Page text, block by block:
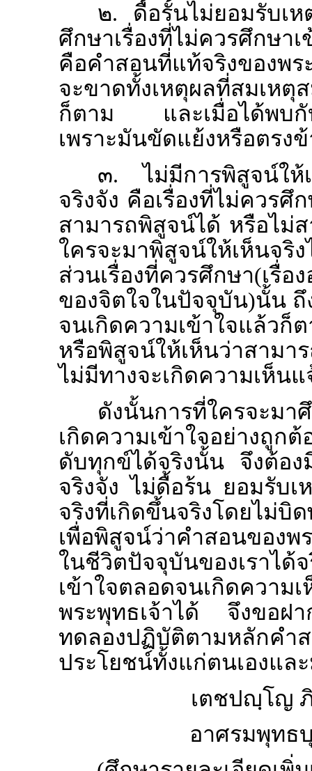
๒. ดื้อรั้นไม่ยอมรับเ
ศึกษาเรื่องที่ไม่ควรศึกษา
คือคำสอนที่แท้จริงของพ
จะขาดทั้งเหตุผลที่สมเ
ก็ตาม และเมื่อได้พบกับ
เพราะมันขัดแย้งหรือตรง
๓. ไม่มีการพิสูจน์ให้
จริงจัง คือเรื่องที่ไม่ควรศึ
สามารถพิสูจน์ได้ หรือไม่
ใครจะมาพิสูจน์ให้เห็นจริ
ส่วนเรื่องที่ควรศึกษา(เรื่
ของจิตใจในปัจจุบัน)นั้น
จนเกิดความเข้าใจแล้ว
หรือพิสูจน์ให้เห็นว่าสาม
ไม่มีทางจะเกิดความเห็นแ
ดังนั้นการที่ใครจะมา
เกิดความเข้าใจอย่างถูก
ดับทุกข์ได้จริงนั้น จึงต้อง
จริงจัง ไม่ดื้อร้น ยอมรับ
จริงที่เกิดขึ้นจริงโดยไม่
เพื่อพิสูจน์ว่าคำสอนของพ
ในชีวิตปัจจุบันของเราได้
เข้าใจตลอดจนเกิดความ
พระพุทธเจ้าได้ จึงขอฝ
ทดลองปฏิบัติตามหลักคำ
ประโยชน์ทั้งแก่ตนเองแล
เตชปญฺโญ
อาศรมพุทธ